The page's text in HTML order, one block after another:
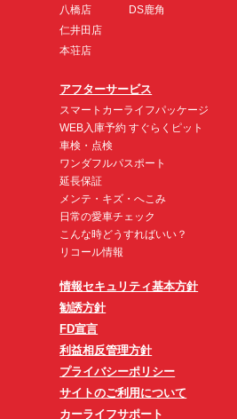
八橋店
仁井田店
本荘店
DS鹿角
アフターサービス
スマートカーライフパッケージ
WEB入庫予約 すぐらくピット
車検・点検
ワンダフルパスポート
延長保証
メンテ・キズ・へこみ
日常の愛車チェック
こんな時どうすればいい？
リコール情報
情報セキュリティ基本方針
勧誘方針
FD宣言
利益相反管理方針
プライバシーポリシー
サイトのご利用について
カーライフサポート